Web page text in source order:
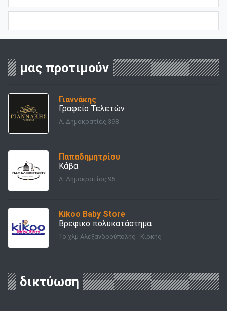
μας προτιμούν
Γιαννάκης
Γραφείο Τελετών
Λ. Δημοκρατίας 398
Παπαδημητρίου
Κάβα
Λ. Δημοκρατίας 95
Kikoo Baby Store
Βρεφικό πολυκατάστημα
1ο χλμ Αλεξανδρούπολης - Κίρκης
δικτύωση